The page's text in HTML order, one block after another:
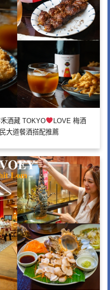
酒藏 TOKYO
LOVE 梅酒
大道餐酒搭配推薦